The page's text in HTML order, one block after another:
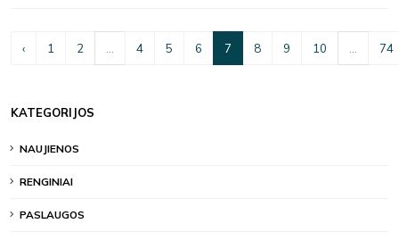
‹ 1 2 4 5 6 7 8 9 10 74
KATEGORIJOS
NAUJIENOS
RENGINIAI
PASLAUGOS